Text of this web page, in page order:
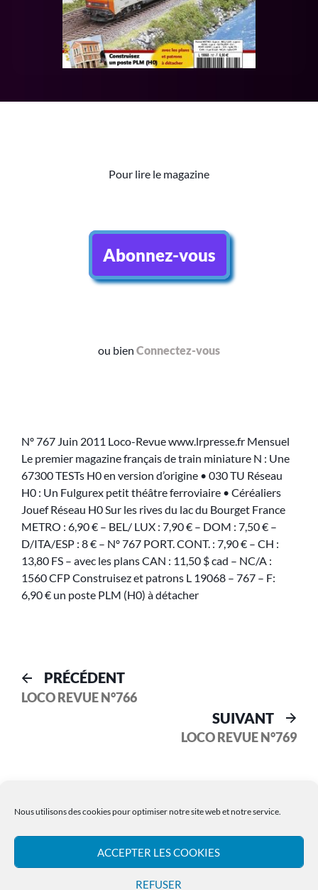
Nous utilisons des cookies pour optimiser notre site web et notre service.
ACCEPTER LES COOKIES
REFUSER
Pour lire le magazine
Abonnez-vous
ou bien Connectez-vous
Nº 767 Juin 2011 Loco-Revue www.lrpresse.fr Mensuel
Le premier magazine français de train miniature N : Une
67300 TESTs H0 en version d’origine • 030 TU Réseau
H0 : Un Fulgurex petit théâtre ferroviaire • Céréaliers
Jouef Réseau H0 Sur les rives du lac du Bourget France
METRO : 6,90 € – BEL/ LUX : 7,90 € – DOM : 7,50 € –
D/ITA/ESP : 8 € – Nº 767 PORT. CONT. : 7,90 € – CH :
13,80 FS – avec les plans CAN : 11,50 $ cad – NC/A :
1560 CFP Construisez et patrons L 19068 – 767 – F:
6,90 € un poste PLM (H0) à détacher
PRÉCÉDENT
LOCO REVUE N°766
SUIVANT
LOCO REVUE N°769
Les Archives LR PRESSE